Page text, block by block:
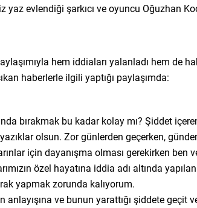
yaz evlendiği şarkıcı ve oyuncu Oğuzhan
hem iddiaları yalanladı hem de
haberlerle ilgili yaptığı paylaşımda:
bırakmak bu kadar kolay mı? Şiddet
yazıklar olsun. Zor günlerden geçerken,
için dayanışma olması gerekirken ben
özel hayatına iddia adı altında
yapmak zorunda kalıyorum.
anlayışına ve bunun yarattığı şiddete geçit